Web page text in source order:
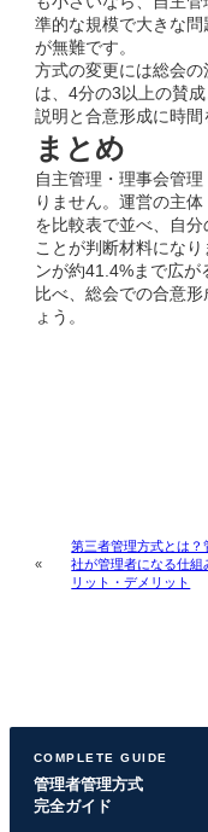
準的な規模で大きな
が無難です。
方式の変更には総会
は、4分の3以上の賛
説明と合意形成に時間
まとめ
自主管理・理事会管
りません。運営の主
を比較表で並べ、自
ことが判断材料にな
ンが約41.4%まで広が
比べ、総会での合意
ょう。
«
第三者管理方式とは？
社が管理者になる仕組
リット・デメリット
COMPLETE GUIDE
管理者管理方式
完全ガイド